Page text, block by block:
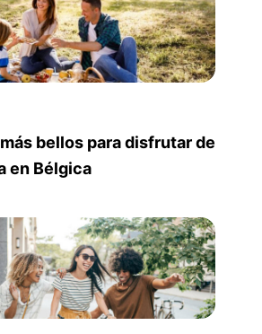
bellos para disfrutar de
en Bélgica